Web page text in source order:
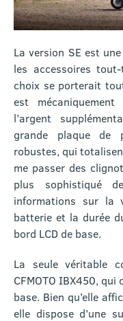
La version SE est
les accessoires
choix se porterait
est
l’argent
grande plaque de
robustes, qui
me passer des
plus sophistiqué
informations sur la
batterie et la durée
bord LCD de base.
La seule véritable
CFMOTO IBX450,
base. Bien qu’elle
elle dispose d’une